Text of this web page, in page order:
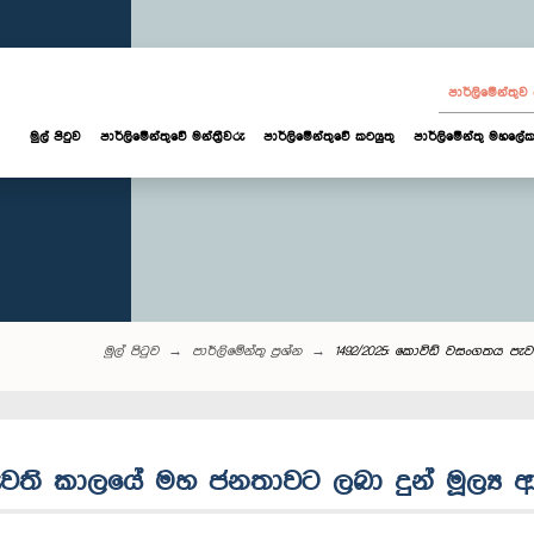
පාර්ලි‌මේන්තුව
මුල් පිටුව පාර්ලි‌මේන්තුවේ මන්ත්‍රීවරු පාර්ලිමේන්තුවේ කටයුතු පාර්ලිමේන්තු
මුල් පිටුව පාර්ලි‌මේන්තු‌ ප්‍රශ්න 1492/2025: කොවිඩ් වසංගතය
කාලයේ මහ ජනතාවට ලබා දුන් මූල්‍ය